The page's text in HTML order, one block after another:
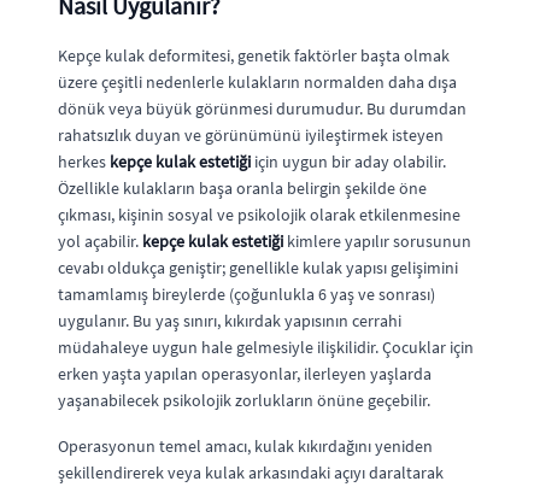
Kepçe kulak deformitesi, genetik faktörler başta olmak
üzere çeşitli nedenlerle kulakların normalden daha dışa
dönük veya büyük görünmesi durumudur. Bu durumdan
rahatsızlık duyan ve görünümünü iyileştirmek isteyen
herkes kepçe kulak estetiği için uygun bir aday olabilir.
Özellikle kulakların başa oranla belirgin şekilde öne
çıkması, kişinin sosyal ve psikolojik olarak etkilenmesine
yol açabilir. kepçe kulak estetiği kimlere yapılır sorusunun
cevabı oldukça geniştir; genellikle kulak yapısı gelişimini
tamamlamış bireylerde (çoğunlukla 6 yaş ve sonrası)
uygulanır. Bu yaş sınırı, kıkırdak yapısının cerrahi
müdahaleye uygun hale gelmesiyle ilişkilidir. Çocuklar için
erken yaşta yapılan operasyonlar, ilerleyen yaşlarda
yaşanabilecek psikolojik zorlukların önüne geçebilir.
Operasyonun temel amacı, kulak kıkırdağını yeniden
şekillendirerek veya kulak arkasındaki açıyı daraltarak